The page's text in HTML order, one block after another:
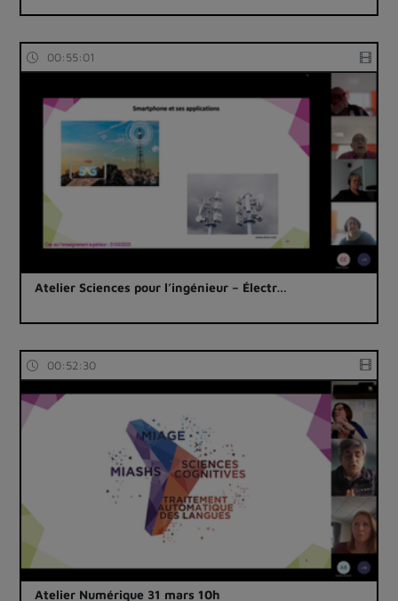
00:55:01
Atelier Sciences pour l’ingénieur – Électr…
00:52:30
Atelier Numérique 31 mars 10h